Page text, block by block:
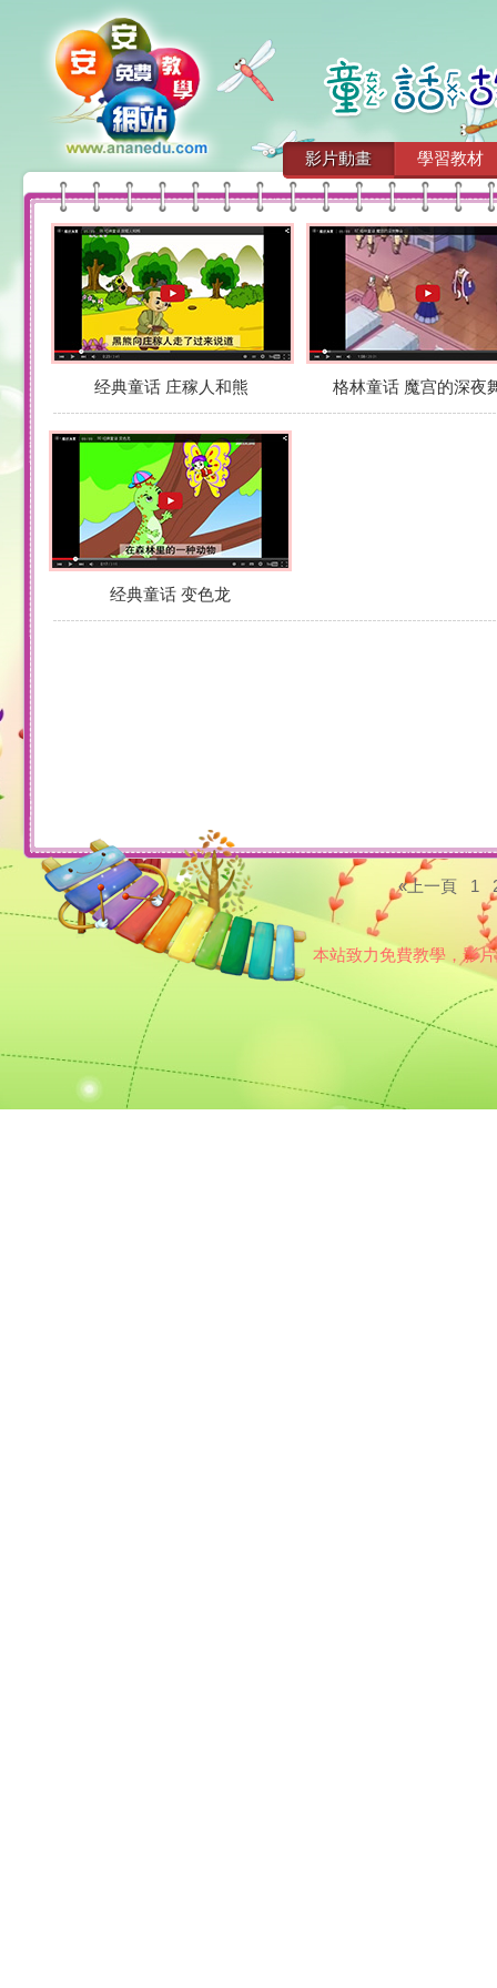
影片動畫 學習教材
经典童话 庄稼人和熊 格林童话 魔宫的深夜
经典童话 变色龙
«上一頁 1
本站致力免費教學，影